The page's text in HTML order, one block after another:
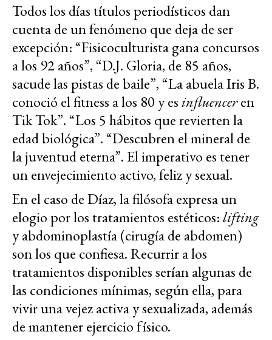
Todos los días títulos periodísticos dan
cuenta de un fenómeno que deja de ser
excepción: “Fisicoculturista gana concursos
a los 92 años”, “D.J. Gloria, de 85 años,
sacude las pistas de baile”, “La abuela Iris B.
conoció el fitness a los 80 y esinfluenceren
Tik Tok”. “Los 5 hábitos que revierten la
edad biológica”. “Descubren el mineral de
la juventud eterna”. El imperativo es tener
un envejecimiento activo, feliz y sexual.
En el caso de Díaz, la filósofa expresa un
elogio por los tratamientos estéticos:lifting
y abdominoplastía (cirugía de abdomen)
son los que confiesa. Recurrir a los
tratamientos disponibles serían algunas de
las condiciones mínimas, según ella, para
vivir una vejez activa y sexualizada, además
de mantener ejercicio físico.